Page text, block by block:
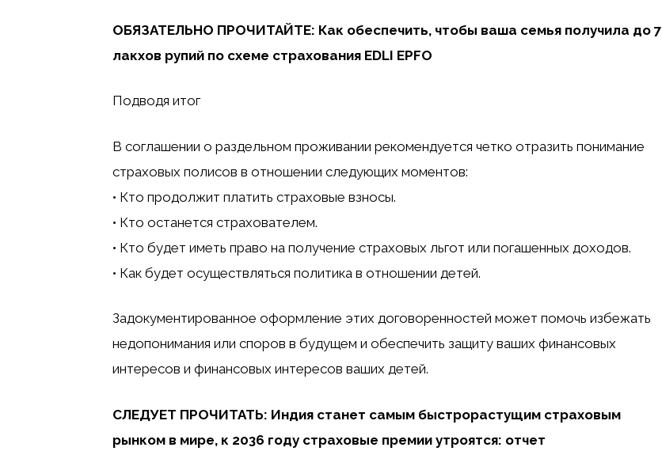
ОБЯЗАТЕЛЬНО ПРОЧИТАЙТЕ: Как обеспечить, чтобы ваша семья получила до 7
лакхов рупий по схеме страхования EDLI EPFO
Подводя итог
В соглашении о раздельном проживании рекомендуется четко отразить понимание
страховых полисов в отношении следующих моментов:
• Кто продолжит платить страховые взносы.
• Кто останется страхователем.
• Кто будет иметь право на получение страховых льгот или погашенных доходов.
• Как будет осуществляться политика в отношении детей.
Задокументированное оформление этих договоренностей может помочь избежать
недопонимания или споров в будущем и обеспечить защиту ваших финансовых
интересов и финансовых интересов ваших детей.
СЛЕДУЕТ ПРОЧИТАТЬ: Индия станет самым быстрорастущим страховым
рынком в мире, к 2036 году страховые премии утроятся: отчет